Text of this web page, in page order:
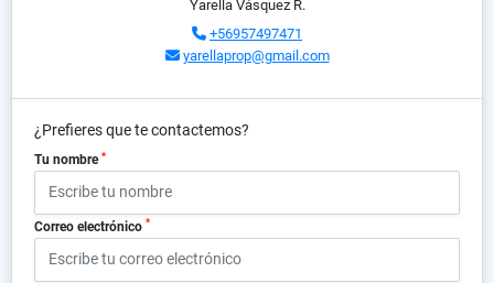
Yarella Vásquez R.
+56957497471
yarellaprop@gmail.com
¿Prefieres que te contactemos?
Tu nombre *
Correo electrónico *